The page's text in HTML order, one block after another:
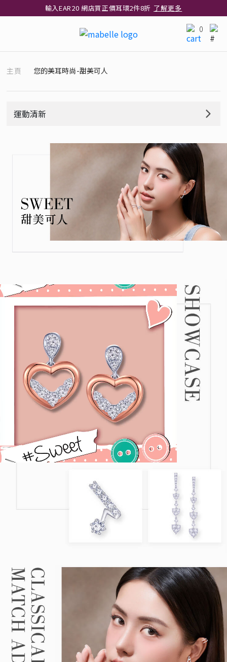
輸入EAR20 網店買正價耳環2件8折 了解更多
了解更多
全港任何MaBelle門市自取貨
網店限定 滿$3,000送精緻禮盒包裝及驚喜禮品 了解更多
0
主頁 您的美耳時尚-甜美可人
運動清新